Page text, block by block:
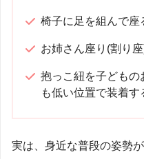
椅子に足を組んで座
お姉さん座り(割り
抱っこ紐を子どもの
も低い位置で装着
実は、身近な普段の姿勢